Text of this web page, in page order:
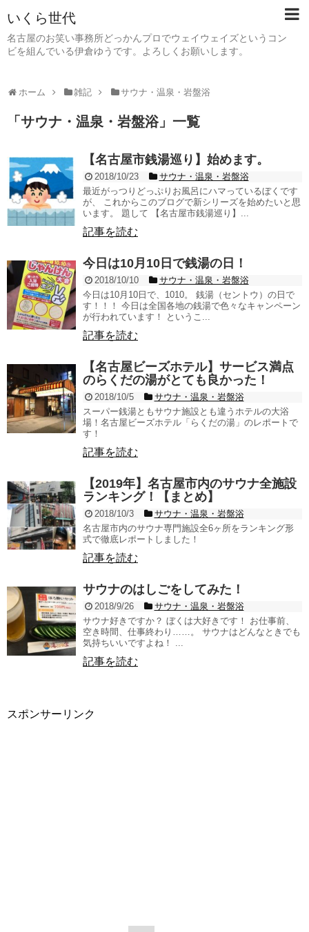
いくら世代
名古屋のお笑い事務所どっかんプロでウェイウェイズというコン
ビを組んでいる伊倉ゆうです。よろしくお願いします。
ホーム 雑記 サウナ・温泉・岩盤浴
「 サウナ・温泉・岩盤浴」 一覧
【名古屋市銭湯巡り】始めます。
2018/10/23
サウナ・温泉・岩盤浴
最近がっつりどっぷりお風呂にハマっているぼくです
が、 これからこのブログで新シリーズを始めたいと思
います。 題して 【名古屋市銭湯巡り】...
記事を読む
今日は10月10日で銭湯の日！
2018/10/10
サウナ・温泉・岩盤浴
今日は10月10日で、1010。 銭湯（セントウ）の日で
す！！！ 今日は全国各地の銭湯で色々なキャンペーン
が行われています！ というこ...
記事を読む
【名古屋ビーズホテル】サービス満点
のらくだの湯がとても良かった！
2018/10/5
サウナ・温泉・岩盤浴
スーパー銭湯ともサウナ施設とも違うホテルの大浴
場！名古屋ビーズホテル「らくだの湯」のレポートで
す！
記事を読む
【2019年】名古屋市内のサウナ全施設
ランキング！【まとめ】
2018/10/3
サウナ・温泉・岩盤浴
名古屋市内のサウナ専門施設全6ヶ所をランキング形
式で徹底レポートしました！
記事を読む
サウナのはしごをしてみた！
2018/9/26
サウナ・温泉・岩盤浴
サウナ好きですか？ ぼくは大好きです！ お仕事前、
空き時間、仕事終わり……。 サウナはどんなときでも
気持ちいいですよね！ ...
記事を読む
スポンサーリンク